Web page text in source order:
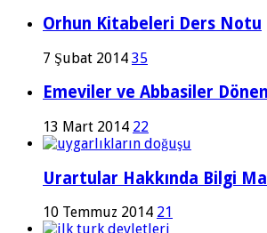
Orhun Kitabeleri Ders Notu
7 Şubat 2014 35
Emeviler ve Abbasiler
13 Mart 2014 22
Urartular Hakkında Bilgi
10 Temmuz 2014 21